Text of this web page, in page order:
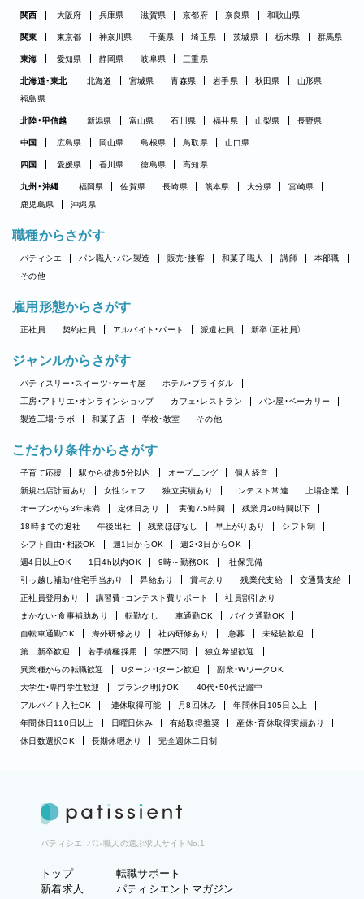
関西 大阪府 兵庫県 滋賀県 京都府 奈良県 和歌山県
関東 東京都 神奈川県 千葉県 埼玉県 茨城県 栃木県 群馬県
東海 愛知県 静岡県 岐阜県 三重県
北海道・東北 北海道 宮城県 青森県 岩手県 秋田県
山形県
福島県
北陸・甲信越 新潟県 富山県 石川県 福井県 山梨県 長野県
中国 広島県 岡山県 島根県 鳥取県 山口県
四国 愛媛県 香川県 徳島県 高知県
九州・沖縄 福岡県 佐賀県 長崎県 熊本県 大分県
宮崎県
鹿児島県
沖縄県
職種からさがす
パティシエ パン職人・パン製造 販売・接客 和菓子職人 講師
本部職
その他
雇用形態からさがす
正社員 契約社員 アルバイト・パート 派遣社員 新卒（正社員）
ジャンルからさがす
パティスリー・スイーツ・ケーキ屋
ホテル・ブライダル
工房・アトリエ・オンラインショップ
カフェ・レストラン
パン屋・ベーカリー
製造工場・ラボ
和菓子店 学校・教室 その他
こだわり条件からさがす
子育て応援 駅から徒歩5分以内 オープニング
個人経営
新規出店計画あり
女性シェフ 独立実績あり コンテスト常連
上場企業
オープンから3年未満
定休日あり 実働7.5時間
残業月20時間以下
18時までの退社
午後出社 残業ほぼなし 早上がりあり
シフト制
シフト自由・相談OK
週1日からOK
週2・3日からOK
週4日以上OK
1日4h以内OK 9時～勤務OK
社保完備
引っ越し補助/住宅手当あり
昇給あり 賞与あり 残業代支給
交通費支給
正社員登用あり
講習費・コンテスト費サポート
社員割引あり
まかない・食事補助あり
転勤なし 車通勤OK
バイク通勤OK
自転車通勤OK
海外研修あり 社内研修あり 急募
未経験歓迎
第二新卒歓迎
若手積極採用 学歴不問
独立希望歓迎
異業種からの転職歓迎
Uターン・Iターン歓迎
副業・WワークOK
大学生・専門学生歓迎
ブランク明けOK
40代・50代活躍中
アルバイト入社OK
連休取得可能 月8回休み
年間休日105日以上
年間休日110日以上
日曜日休み 有給取得推奨
産休・育休取得実績あり
休日数選択OK
長期休暇あり 完全週休二日制
パティシエ、パン職人の選ぶ求人サイトNo.1
トップ
新着求人
転職サポート
パティシエントマガジン